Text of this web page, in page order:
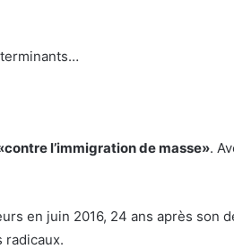
l’immigration de masse».
en juin 2016, 24 ans après son
radicaux.